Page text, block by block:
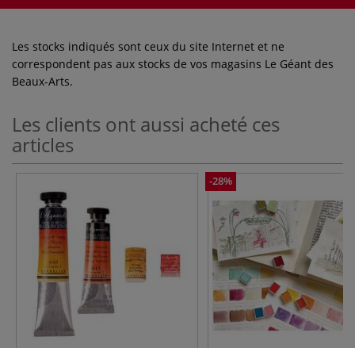
Les stocks indiqués sont ceux du site Internet et ne
correspondent pas aux stocks de vos magasins Le Géant des
Beaux-Arts.
Les clients ont aussi acheté ces
articles
-28%